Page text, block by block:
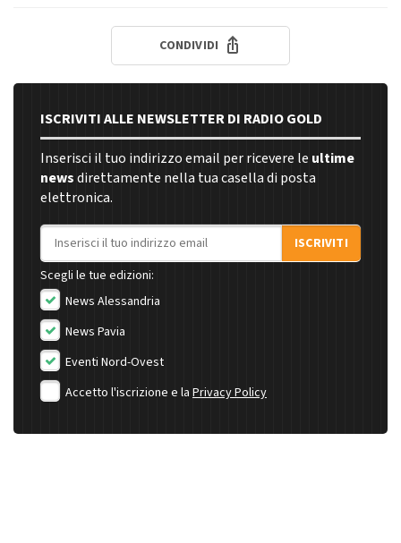
CONDIVIDI
ISCRIVITI ALLE NEWSLETTER DI RADIO GOLD
Inserisci il tuo indirizzo email per ricevere le ultime
newsdirettamente nella tua casella di posta
elettronica.
Indirizzo email
ISCRIVITI
Scegli le tue edizioni:
News Alessandria
News Pavia
Eventi Nord-Ovest
Accetto l'iscrizione e la Privacy Policy